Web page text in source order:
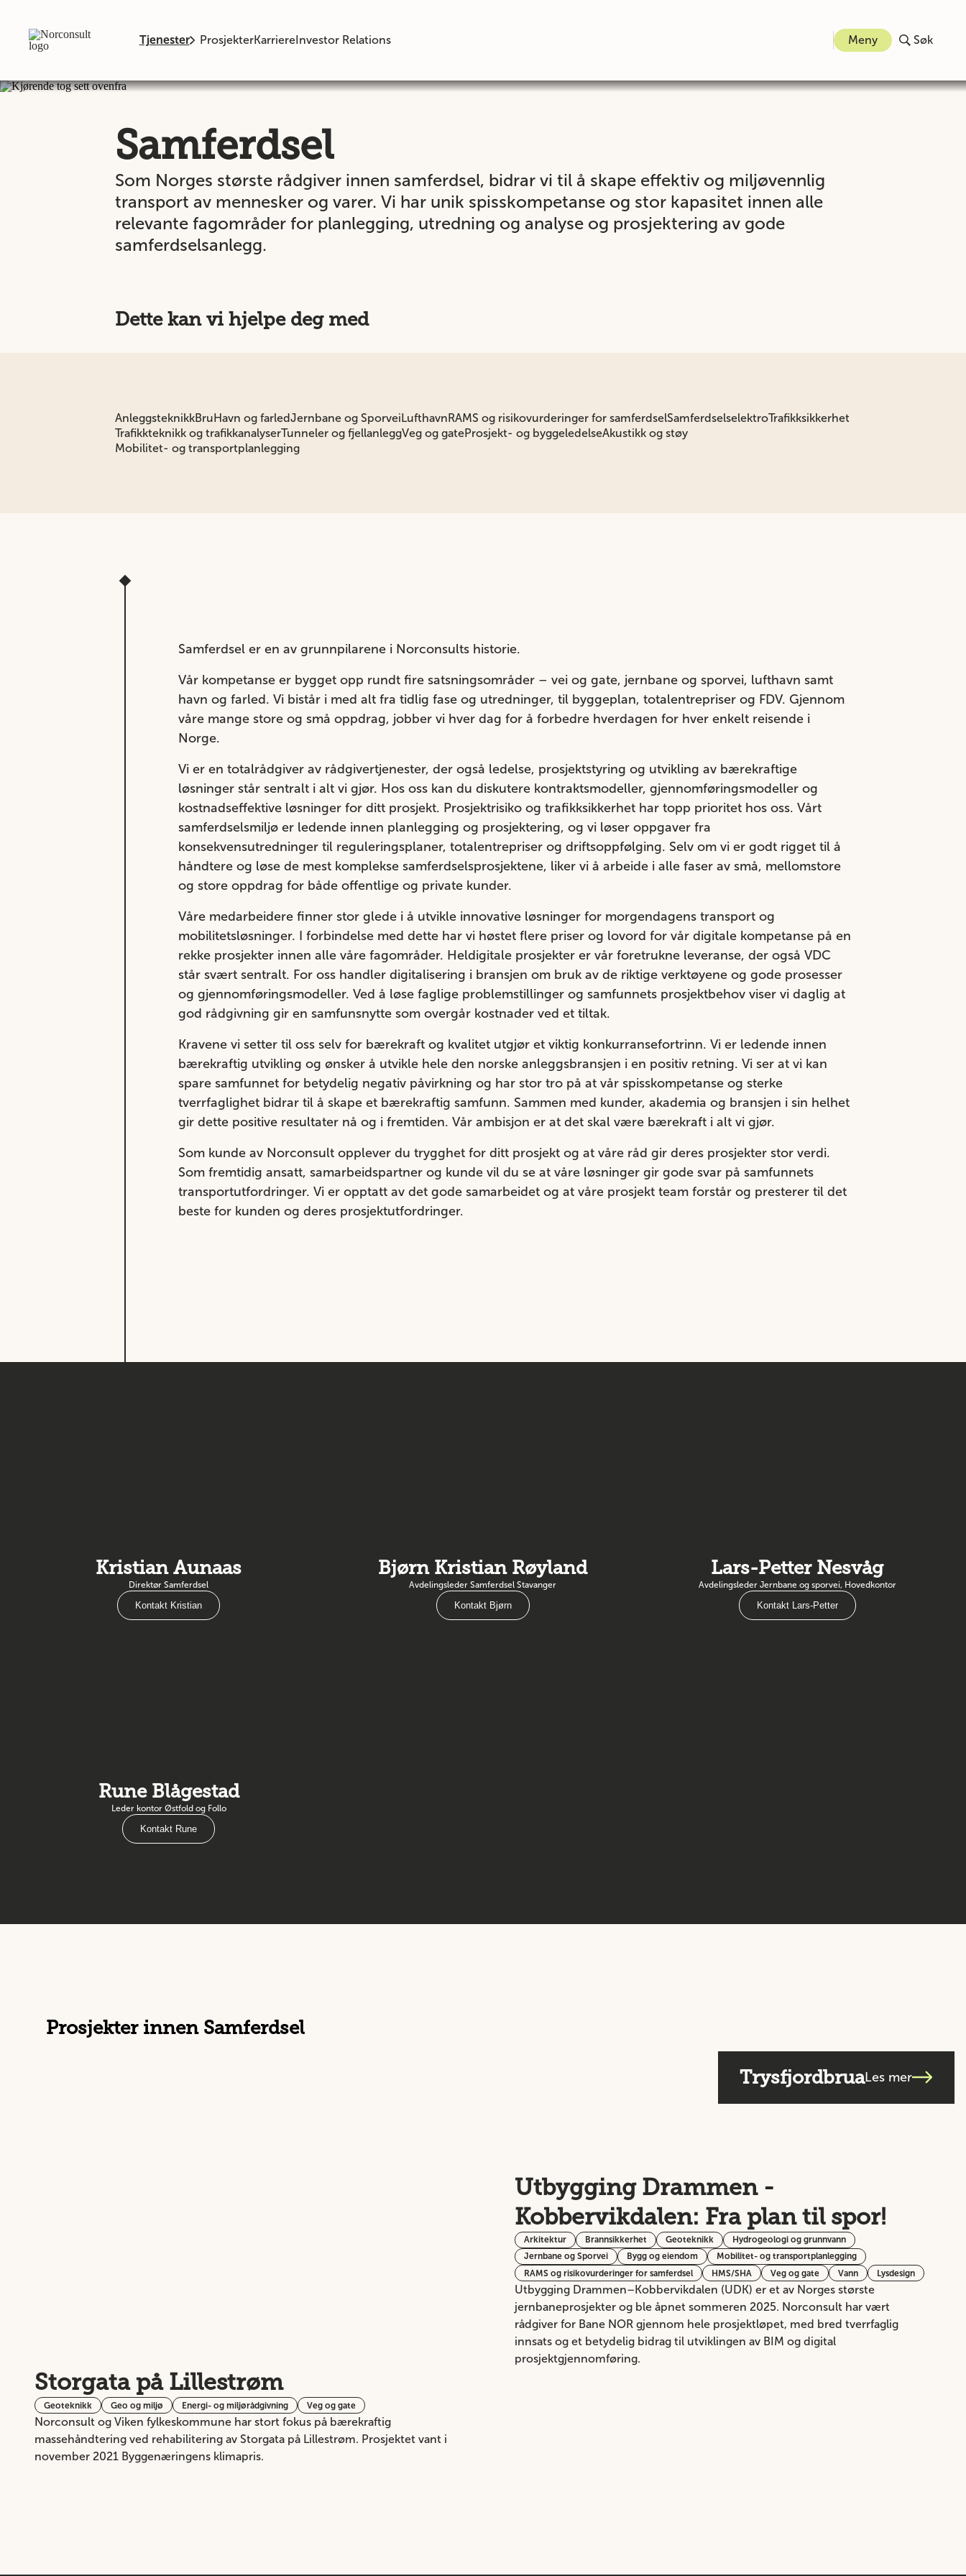
Tjenester ProsjekterKarriereInvestor Relations Meny Søk
Samferdsel
Som Norges største rådgiver innen samferdsel, bidrar vi til å skape effektiv og miljøvennlig
transport av mennesker og varer. Vi har unik spisskompetanse og stor kapasitet innen alle
relevante fagområder for planlegging, utredning og analyse og prosjektering av gode
samferdselsanlegg.
Dette kan vi hjelpe deg med
AnleggsteknikkBruHavn og farledJernbane og SporveiLufthavnRAMS og risikovurderinger for samferdselSamferdselselektroTrafikksikkerhet
Trafikkteknikk og trafikkanalyserTunneler og fjellanleggVeg og gateProsjekt- og byggeledelseAkustikk og støy
Mobilitet- og transportplanlegging
Samferdsel er en av grunnpilarene i Norconsults historie.
Vår kompetanse er bygget opp rundt fire satsningsområder – vei og gate, jernbane og sporvei, lufthavn samt
havn og farled. Vi bistår i med alt fra tidlig fase og utredninger, til byggeplan, totalentrepriser og FDV. Gjennom
våre mange store og små oppdrag, jobber vi hver dag for å forbedre hverdagen for hver enkelt reisende i
Norge.
Vi er en totalrådgiver av rådgivertjenester, der også ledelse, prosjektstyring og utvikling av bærekraftige
løsninger står sentralt i alt vi gjør. Hos oss kan du diskutere kontraktsmodeller, gjennomføringsmodeller og
kostnadseffektive løsninger for ditt prosjekt. Prosjektrisiko og trafikksikkerhet har topp prioritet hos oss. Vårt
samferdselsmiljø er ledende innen planlegging og prosjektering, og vi løser oppgaver fra
konsekvensutredninger til reguleringsplaner, totalentrepriser og driftsoppfølging. Selv om vi er godt rigget til å
håndtere og løse de mest komplekse samferdselsprosjektene, liker vi å arbeide i alle faser av små, mellomstore
og store oppdrag for både offentlige og private kunder.
Våre medarbeidere finner stor glede i å utvikle innovative løsninger for morgendagens transport og
mobilitetsløsninger. I forbindelse med dette har vi høstet flere priser og lovord for vår digitale kompetanse på en
rekke prosjekter innen alle våre fagområder. Heldigitale prosjekter er vår foretrukne leveranse, der også VDC
står svært sentralt. For oss handler digitalisering i bransjen om bruk av de riktige verktøyene og gode prosesser
og gjennomføringsmodeller. Ved å løse faglige problemstillinger og samfunnets prosjektbehov viser vi daglig at
god rådgivning gir en samfunsnytte som overgår kostnader ved et tiltak.
Kravene vi setter til oss selv for bærekraft og kvalitet utgjør et viktig konkurransefortrinn. Vi er ledende innen
bærekraftig utvikling og ønsker å utvikle hele den norske anleggsbransjen i en positiv retning. Vi ser at vi kan
spare samfunnet for betydelig negativ påvirkning og har stor tro på at vår spisskompetanse og sterke
tverrfaglighet bidrar til å skape et bærekraftig samfunn. Sammen med kunder, akademia og bransjen i sin helhet
gir dette positive resultater nå og i fremtiden. Vår ambisjon er at det skal være bærekraft i alt vi gjør.
Som kunde av Norconsult opplever du trygghet for ditt prosjekt og at våre råd gir deres prosjekter stor verdi.
Som fremtidig ansatt, samarbeidspartner og kunde vil du se at våre løsninger gir gode svar på samfunnets
transportutfordringer. Vi er opptatt av det gode samarbeidet og at våre prosjekt team forstår og presterer til det
beste for kunden og deres prosjektutfordringer.
Kristian Aunaas
Direktør Samferdsel
Kontakt Kristian
Bjørn Kristian Røyland
Avdelingsleder Samferdsel Stavanger
Kontakt Bjørn
Lars-Petter Nesvåg
Avdelingsleder Jernbane og sporvei, Hovedkontor
Kontakt Lars-Petter
Rune Blågestad
Leder kontor Østfold og Follo
Kontakt Rune
Prosjekter innen Samferdsel
TrysfjordbruaLes mer
Utbygging Drammen -
Kobbervikdalen: Fra plan til spor!
Arkitektur Brannsikkerhet Geoteknikk
Hydrogeologi og grunnvann
Jernbane og Sporvei
Bygg og eiendom
Mobilitet- og transportplanlegging
RAMS og risikovurderinger for samferdsel
HMS/SHA Veg og gate Vann Lysdesign
Utbygging Drammen–Kobbervikdalen (UDK) er et av Norges største
jernbaneprosjekter og ble åpnet sommeren 2025. Norconsult har vært
rådgiver for Bane NOR gjennom hele prosjektløpet, med bred tverrfaglig
innsats og et betydelig bidrag til utviklingen av BIM og digital
prosjektgjennomføring.
Storgata på Lillestrøm
Geoteknikk Geo og miljø Energi- og miljørådgivning Veg og gate
Norconsult og Viken fylkeskommune har stort fokus på bærekraftig
massehåndtering ved rehabilitering av Storgata på Lillestrøm. Prosjektet vant i
november 2021 Byggenæringens klimapris.